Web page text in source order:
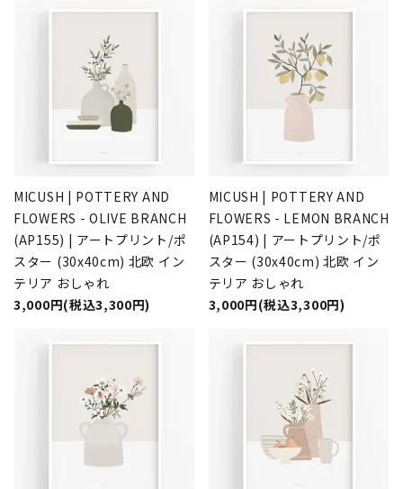
MICUSH | POTTERY AND
FLOWERS - OLIVE BRANCH
(AP155) | アートプリント/ポ
スター (30x40cm) 北欧 イン
テリア おしゃれ
3,000円(税込3,300円)
MICUSH | POTTERY AND
FLOWERS - LEMON BRANCH
(AP154) | アートプリント/ポ
スター (30x40cm) 北欧 イン
テリア おしゃれ
3,000円(税込3,300円)